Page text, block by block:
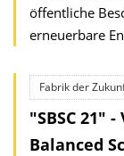
öffentliche
erneuerbare
Fabrik der
"SBSC 21"
Balanced